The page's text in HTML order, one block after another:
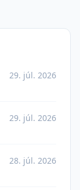
29. júl. 2026
29. júl. 2026
28. júl. 2026